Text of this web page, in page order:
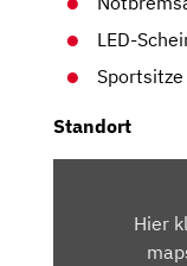
LED-
Sportsitze
Standort
Hier